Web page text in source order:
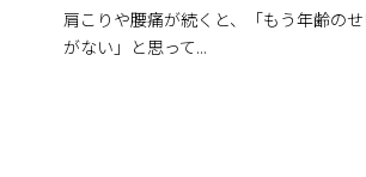
肩こりや腰痛が続くと、「もう年齢の
がない」と思って...